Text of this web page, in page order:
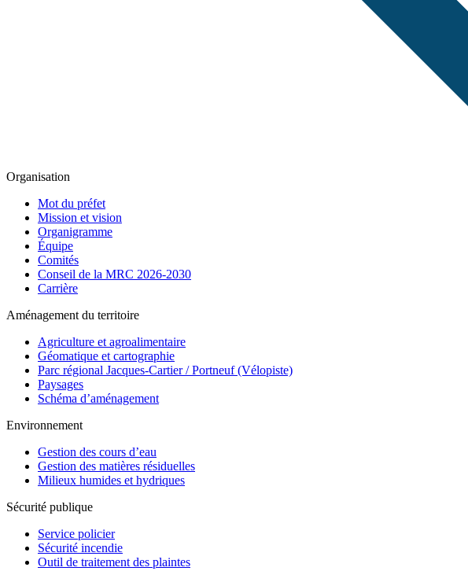
Organisation
Mot du préfet
Mission et vision
Organigramme
Équipe
Comités
Conseil de la MRC 2026-2030
Carrière
Aménagement du territoire
Agriculture et agroalimentaire
Géomatique et cartographie
Parc régional Jacques-Cartier / Portneuf (Vélopiste)
Paysages
Schéma d’aménagement
Environnement
Gestion des cours d’eau
Gestion des matières résiduelles
Milieux humides et hydriques
Sécurité publique
Service policier
Sécurité incendie
Outil de traitement des plaintes